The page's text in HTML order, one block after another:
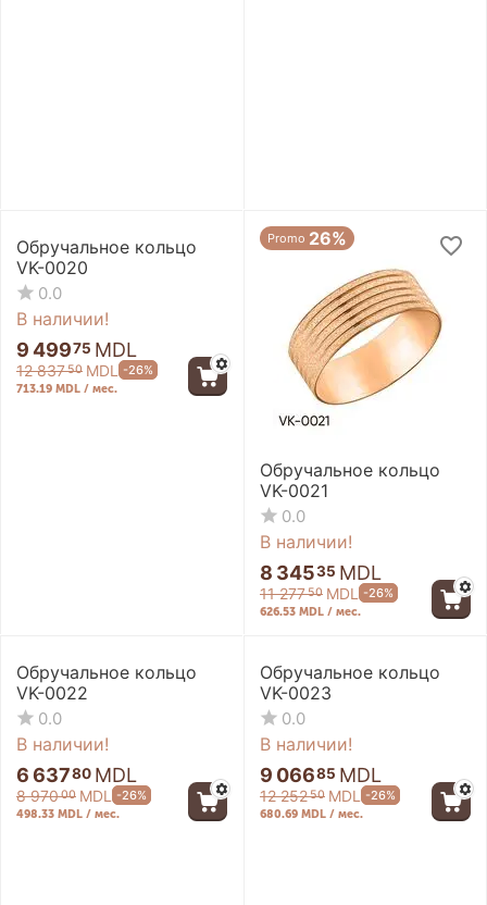
Обручальное кольцо
VK-0020
0.0
В наличии!
9 49975 MDL
12 83750 MDL -26%
713.19 MDL / мес.
Promo 26%
Обручальное кольцо
VK-0021
0.0
В наличии!
8 34535 MDL
11 27750 MDL -26%
626.53 MDL / мес.
Обручальное кольцо
VK-0022
0.0
В наличии!
6 63780 MDL
8 97000 MDL -26%
498.33 MDL / мес.
Обручальное кольцо
VK-0023
0.0
В наличии!
9 06685 MDL
12 25250 MDL -26%
680.69 MDL / мес.